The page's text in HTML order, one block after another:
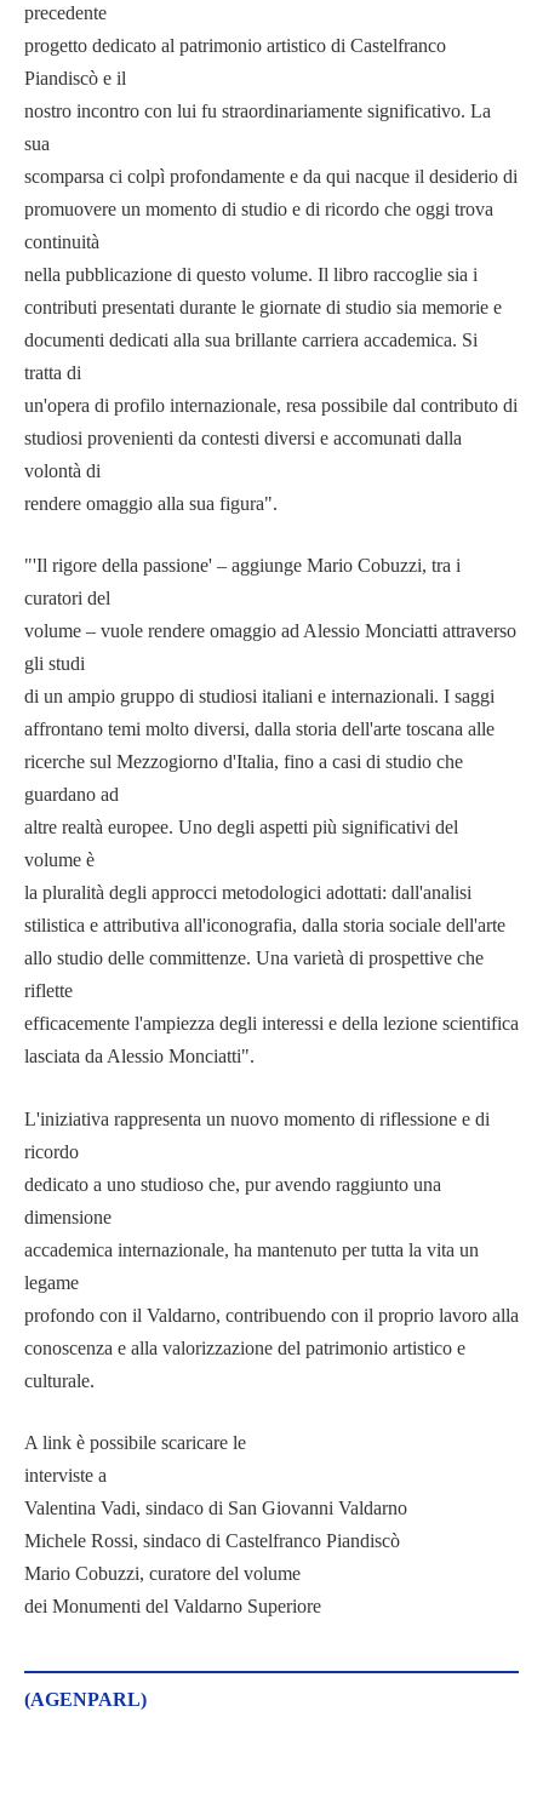
precedente
progetto dedicato al patrimonio artistico di Castelfranco
Piandiscò e il
nostro incontro con lui fu straordinariamente significativo. La
sua
scomparsa ci colpì profondamente e da qui nacque il desiderio di
promuovere un momento di studio e di ricordo che oggi trova
continuità
nella pubblicazione di questo volume. Il libro raccoglie sia i
contributi presentati durante le giornate di studio sia memorie e
documenti dedicati alla sua brillante carriera accademica. Si
tratta di
un'opera di profilo internazionale, resa possibile dal contributo di
studiosi provenienti da contesti diversi e accomunati dalla
volontà di
rendere omaggio alla sua figura".
"'Il rigore della passione' – aggiunge Mario Cobuzzi, tra i
curatori del
volume – vuole rendere omaggio ad Alessio Monciatti attraverso
gli studi
di un ampio gruppo di studiosi italiani e internazionali. I saggi
affrontano temi molto diversi, dalla storia dell'arte toscana alle
ricerche sul Mezzogiorno d'Italia, fino a casi di studio che
guardano ad
altre realtà europee. Uno degli aspetti più significativi del
volume è
la pluralità degli approcci metodologici adottati: dall'analisi
stilistica e attributiva all'iconografia, dalla storia sociale dell'arte
allo studio delle committenze. Una varietà di prospettive che
riflette
efficacemente l'ampiezza degli interessi e della lezione scientifica
lasciata da Alessio Monciatti".
L'iniziativa rappresenta un nuovo momento di riflessione e di
ricordo
dedicato a uno studioso che, pur avendo raggiunto una
dimensione
accademica internazionale, ha mantenuto per tutta la vita un
legame
profondo con il Valdarno, contribuendo con il proprio lavoro alla
conoscenza e alla valorizzazione del patrimonio artistico e
culturale.
A link è possibile scaricare le
interviste a
Valentina Vadi, sindaco di San Giovanni Valdarno
Michele Rossi, sindaco di Castelfranco Piandiscò
Mario Cobuzzi, curatore del volume
dei Monumenti del Valdarno Superiore
(AGENPARL)